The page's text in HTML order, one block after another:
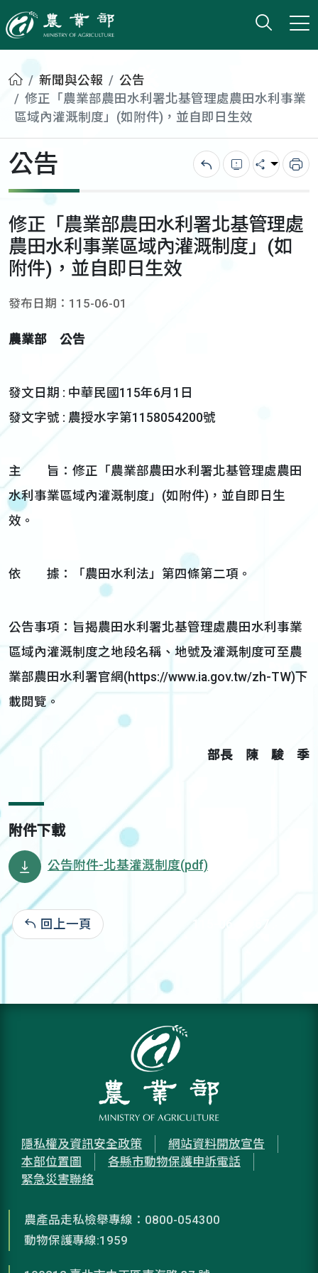
農業部
打開
小版
首頁新聞與公報
公告
修正「農業部農田水利署北基管理處農田水利事業
區域內灌溉制度」(如附件)，並自即日生效
公告 回上一頁錯誤回報
分享 列
修正「農業部農田水利署北基管理處
農田水利事業區域內灌溉制度」(如
附件)，並自即日生效
發布日期：115-06-01
農業部 公告
發文日期 : 中華民國115年6月1日
發文字號 : 農授水字第1158054200號
主 旨：修正「農業部農田水利署北基管理處農田
水利事業區域內灌溉制度」(如附件)，並自即日生
效。
依 據：「農田水利法」第四條第二項。
公告事項：旨揭農田水利署北基管理處農田水利事業
區域內灌溉制度之地段名稱、地號及灌溉制度可至農
業部農田水利署官網(https://www.ia.gov.tw/zh-TW)下
載閱覽。
部長 陳 駿 季
附件下載
公告附件-北基灌溉制度(pdf)
回上一頁 115-06-02:67
隱私權及資訊安全政策
網站資料開放宣告
本部位置圖
各縣市動物保護申訴電話
緊急災害聯絡
農產品走私檢舉專線：0800-054300
動物保護專線:1959